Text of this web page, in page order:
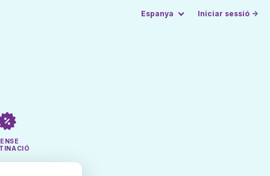
Espanya Iniciar sessió →